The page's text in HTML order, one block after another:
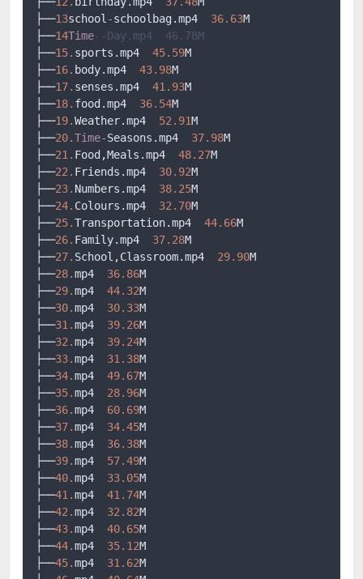
├──13school -schoolbag.mp4 36.63M
├──14Time--Day.mp4  46.78M
├──15. sports.mp4 45.59M
├──16. body.mp4 43.98M
├──17. senses.mp4 41.93M
├──18. food.mp4 36.54M
├──19.Weather.mp4 52.91M
├──20.Time-Seasons.mp4 37.98M
├──21. Food,Meals.mp4 48.27M
├──22. Friends.mp4 30.92M
├──23. Numbers.mp4 38.25M
├──24. Colours.mp4 32.70M
├──25.Transportation.mp4 44.66M
├──26. Family.mp4 37.28M
├──27. School,Classroom.mp4 29.90M
├──28.mp4 36.86M
├──29.mp4 44.32M
├──30.mp4 30.33M
├──31.mp4 39.26M
├──32.mp4 39.24M
├──33.mp4 31.38M
├──34.mp4 49.67M
├──35.mp4 28.96M
├──36.mp4 60.69M
├──37.mp4 34.45M
├──38.mp4 36.38M
├──39.mp4 57.49M
├──40.mp4 33.05M
├──41.mp4 41.74M
├──42.mp4 32.82M
├──43.mp4 40.65M
├──44.mp4 35.12M
├──45.mp4 31.62M